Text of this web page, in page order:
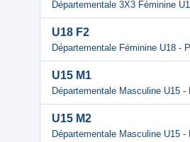
Départementale 3X3 Féminine
U18 F2
Départementale Féminine U18 -
U15 M1
Départementale Masculine U15
U15 M2
Départementale Masculine U15 -